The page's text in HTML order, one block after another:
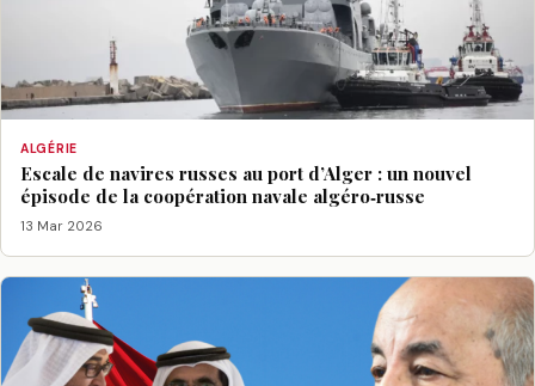
ALGÉRIE
Escale de navires russes au port d’Alger : un nouvel
épisode de la coopération navale algéro‑russe
13 Mar 2026